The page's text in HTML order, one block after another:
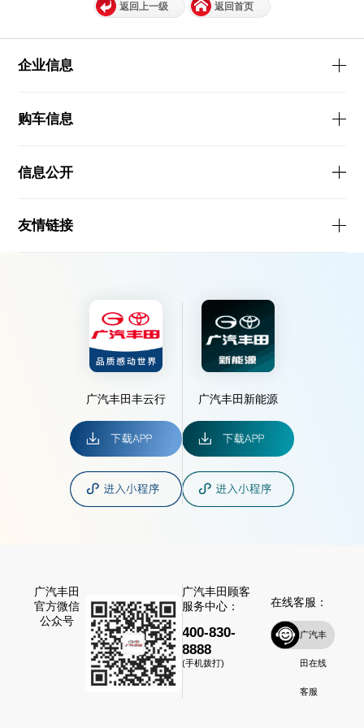
返回上一级 返回首页
企业信息
购车信息
信息公开
友情链接
广汽丰田丰云行 广汽丰田新能源
广汽丰田
官方微信
公众号
广汽丰田顾客
服务中心：
400-830-
8888
(手机拨打)
在线客服：
广汽丰
田在线
客服